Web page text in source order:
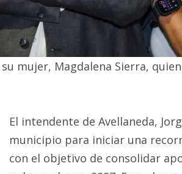
mujer, Magdalena Sierra,
El intendente de Avellaneda,
municipio para iniciar una
con el objetivo de consolidar